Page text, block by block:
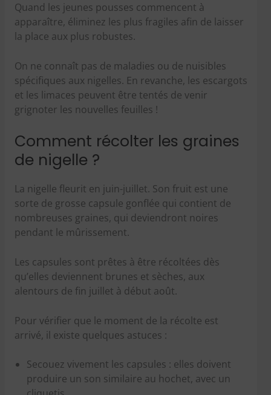
Quand les jeunes pousses commencent à
apparaître, éliminez les plus fragiles afin de laisser
la place aux plus robustes.
On ne connaît pas de maladies ou de nuisibles
spécifiques aux nigelles. En revanche, les escargots
et les limaces peuvent être tentés de venir
grignoter les nouvelles feuilles !
Comment récolter les graines
de nigelle ?
La nigelle fleurit en juin-juillet. Son fruit est une
sorte de grosse capsule gonflée qui contient de
nombreuses graines, qui deviendront noires
pendant le mûrissement.
Les capsules sont prêtes à être récoltées dès
qu’elles deviennent brunes et sèches, aux
alentours de fin juillet à début août.
Pour vérifier que le moment de la récolte est
arrivé, il existe quelques astuces :
Secouez vivement les capsules : elles doivent
produire un son similaire au hochet, avec un